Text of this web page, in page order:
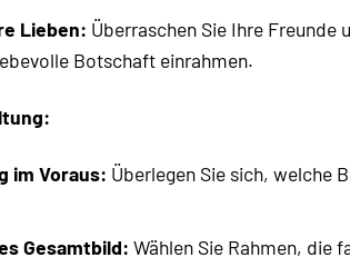
Lieben: Überraschen Sie Ihre Freunde
Botschaft einrahmen.
im Voraus: Überlegen Sie sich, welche
Gesamtbild: Wählen Sie Rahmen, die